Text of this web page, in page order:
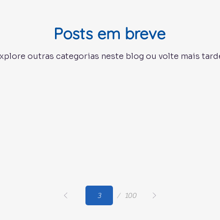
Posts em breve
outras categorias neste blog ou volte mais
100
Página